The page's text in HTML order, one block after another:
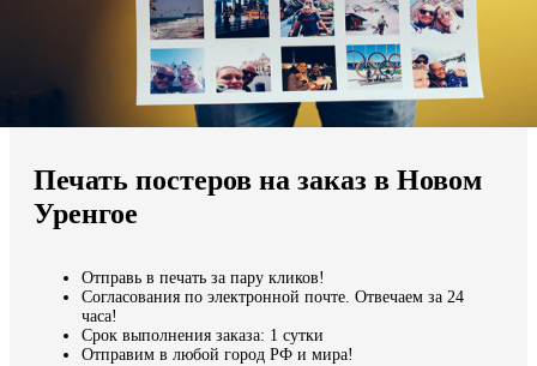
Мы доставляем по всему миру
Продолжить без города
Печать постеров на заказ в Новом
Уренгое
Отправь в печать за пару кликов!
Согласования по электронной почте. Отвечаем за 24
часа!
Срок выполнения заказа: 1 сутки
Отправим в любой город РФ и мира!